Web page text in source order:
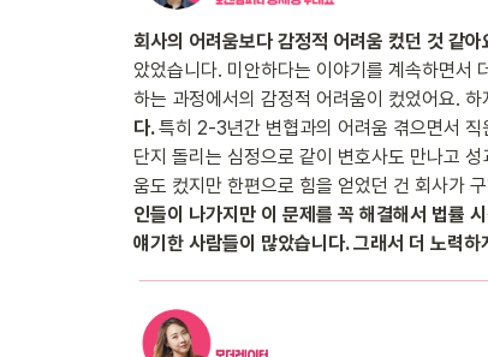
회사의 어려움보다 감정적 어려움 컸던 것 같아
았었습니다. 미안하다는 이야기를 계속하면
하는 과정에서의 감정적 어려움이 컸었어요. 하
다. 특히 2-3년간 변협과의 어려움 겪으면서
단지 돌리는 심정으로 같이 변호사도 만나고
움도 컸지만 한편으로 힘을 얻었던 건 회사가
인들이 나가지만 이 문제를 꼭 해결해서 법률
얘기한 사람들이 많았습니다. 그래서 더 노력